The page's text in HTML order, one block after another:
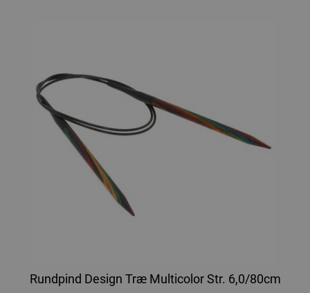
Rundpind Design Træ Multicolor Str. 6,0/80cm